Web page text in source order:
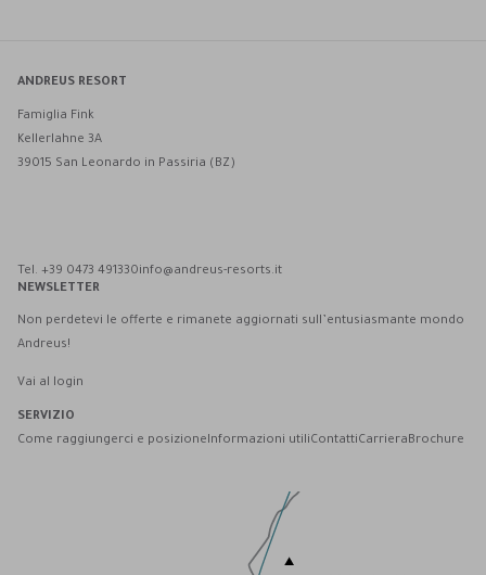
ANDREUS RESORT
Famiglia Fink
Kellerlahne 3A
39015 San Leonardo in Passiria (BZ)
Tel. +39 0473 491330info@andreus-resorts.it
NEWSLETTER
Non perdetevi le offerte e rimanete aggiornati sull’entusiasmante mondo
Andreus!
Vai al login
SERVIZIO
Come raggiungerci e posizioneInformazioni utiliContattiCarrieraBrochure